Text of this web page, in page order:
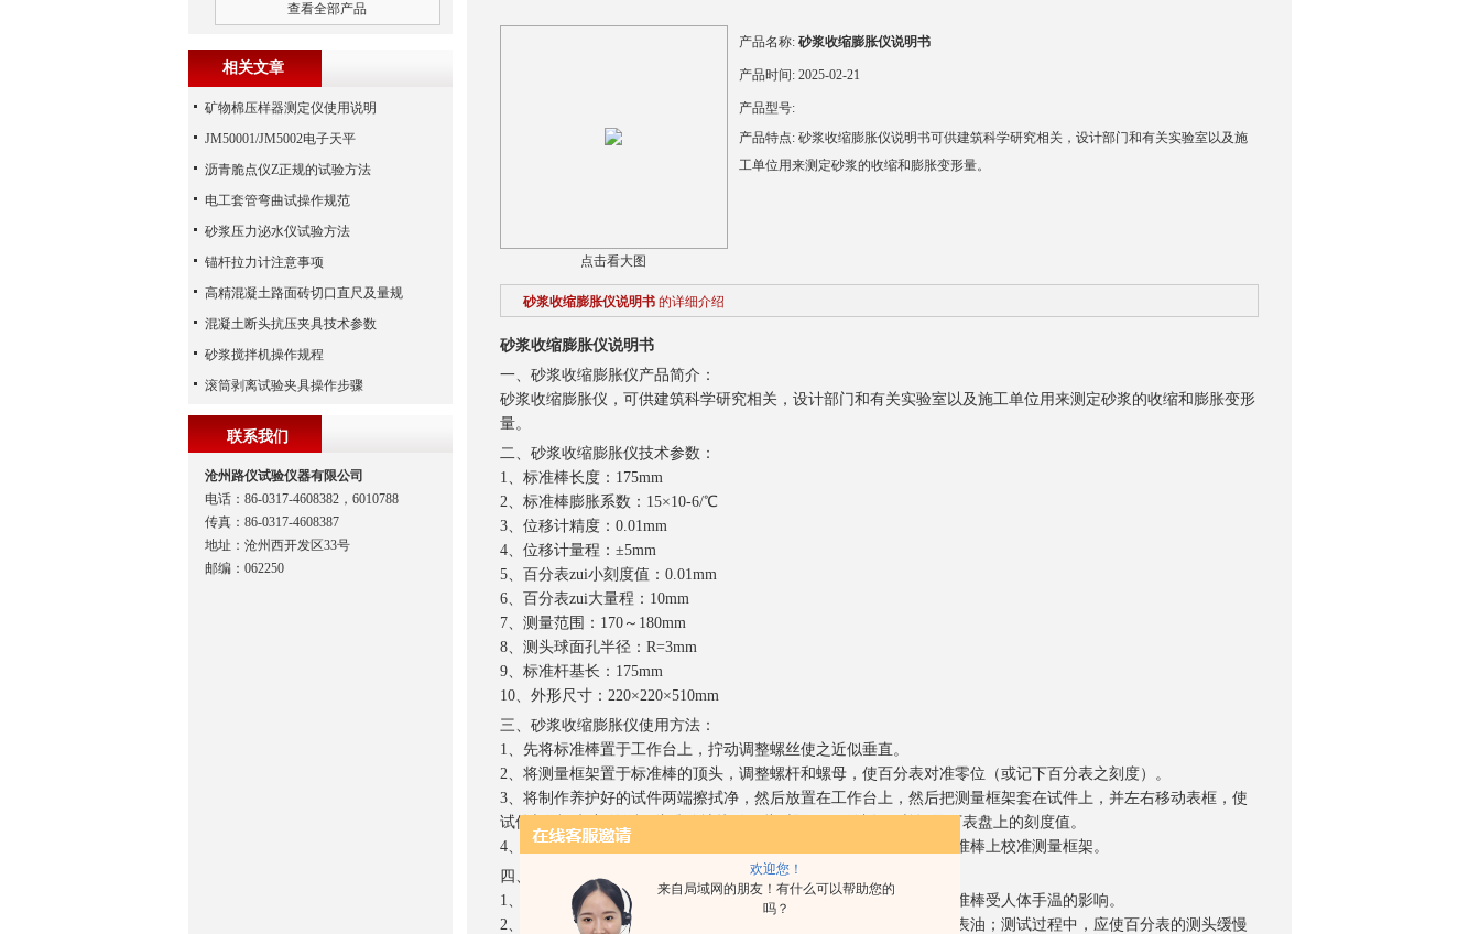
欢迎您！
来自局域网的朋友！有什么可以帮助您的
吗？
点击看大图
产品名称: 砂浆收缩膨胀仪说明书
产品时间: 2025-02-21
产品型号:
产品特点: 砂浆收缩膨胀仪说明书可供建筑科学研究相关，设计部门和有关实验室以及施
工单位用来测定砂浆的收缩和膨胀变形量。
砂浆收缩膨胀仪说明书 的详细介绍
砂浆收缩膨胀仪说明书
一、砂浆收缩膨胀仪产品简介：
砂浆收缩膨胀仪，可供建筑科学研究相关，设计部门和有关实验室以及施工单位用来测定砂浆的收缩和膨胀变形
量。
二、砂浆收缩膨胀仪技术参数：
1、标准棒长度：175mm
2、标准棒膨胀系数：15×10-6/℃
3、位移计精度：0.01mm
4、位移计量程：±5mm
5、百分表zui小刻度值：0.01mm
6、百分表zui大量程：10mm
7、测量范围：170～180mm
8、测头球面孔半径：R=3mm
9、标准杆基长：175mm
10、外形尺寸：220×220×510mm
三、砂浆收缩膨胀仪使用方法：
1、先将标准棒置于工作台上，拧动调整螺丝使之近似垂直。
2、将测量框架置于标准棒的顶头，调整螺杆和螺母，使百分表对准零位（或记下百分表之刻度）。
3、将制作养护好的试件两端擦拭净，然后放置在工作台上，然后把测量框架套在试件上，并左右移动表框，使
试件与测量框架的测量头准确地接触，此时即可开始读数，并记录下表盘上的刻度值。
4、如果实验不是连续进行或实验历时较久后，则在测试前须先在标准棒上校准测量框架。
四、砂浆收缩膨胀仪使用注意事项：
1、使用时，忌用手直接与标准棒接触，应持外外套部分，以防止标准棒受人体手温的影响。
2、仪器用毕后，应将测量框架的测量头和百分表探拭净，并涂以钟表油；测试过程中，应使百分表的测头缓慢
查看全部产品
相关文章
矿物棉压样器测定仪使用说明
JM50001/JM5002电子天平
沥青脆点仪Z正规的试验方法
电工套管弯曲试操作规范
砂浆压力泌水仪试验方法
锚杆拉力计注意事项
高精混凝土路面砖切口直尺及量规
混凝土断头抗压夹具技术参数
砂浆搅拌机操作规程
滚筒剥离试验夹具操作步骤
联系我们
沧州路仪试验仪器有限公司
电话：86-0317-4608382，6010788
传真：86-0317-4608387
地址：沧州西开发区33号
邮编：062250